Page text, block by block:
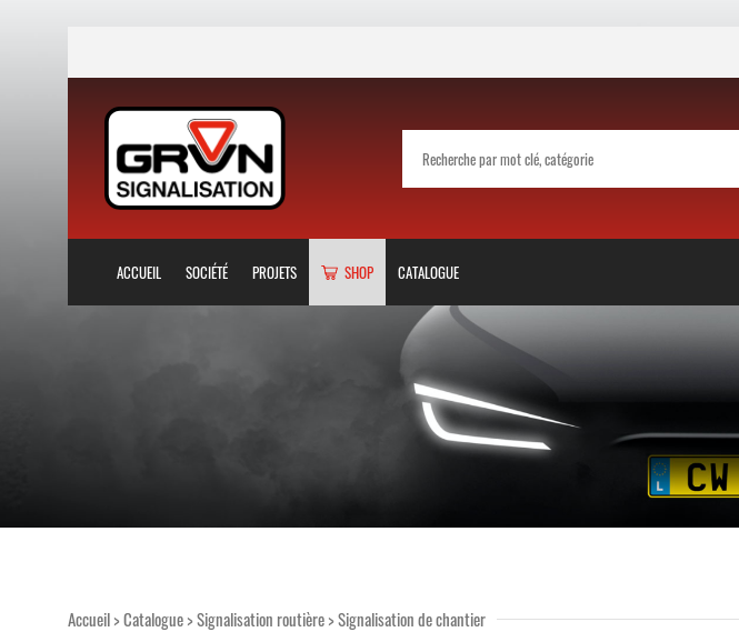
ACCUEIL SOCIÉTÉ PROJETS SHOP CATALOGUE
Accueil>Catalogue>Signalisation routière>Signalisation de chantier